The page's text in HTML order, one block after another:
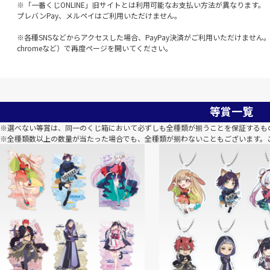
※「一番くじONLINE」旧サイトとは利用可能なお支払い方法が異なります。
プレバンPay、メルペイはご利用いただけません。
※各種SNSなどからアクセスした場合、PayPay決済がご利用いただけません
chromeなど）で再度ページを開いてください。
等賞一覧
※選べない等賞は、同一のくじ箱において必ずしも全種類が揃うことを保証する
※全種類数以上の数量が当たった場合でも、全種類が揃わないこともございます